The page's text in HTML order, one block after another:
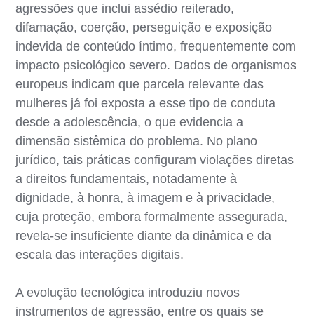
agressões que inclui assédio reiterado,
difamação, coerção, perseguição e exposição
indevida de conteúdo íntimo, frequentemente com
impacto psicológico severo. Dados de organismos
europeus indicam que parcela relevante das
mulheres já foi exposta a esse tipo de conduta
desde a adolescência, o que evidencia a
dimensão sistêmica do problema. No plano
jurídico, tais práticas configuram violações diretas
a direitos fundamentais, notadamente à
dignidade, à honra, à imagem e à privacidade,
cuja proteção, embora formalmente assegurada,
revela-se insuficiente diante da dinâmica e da
escala das interações digitais.
A evolução tecnológica introduziu novos
instrumentos de agressão, entre os quais se